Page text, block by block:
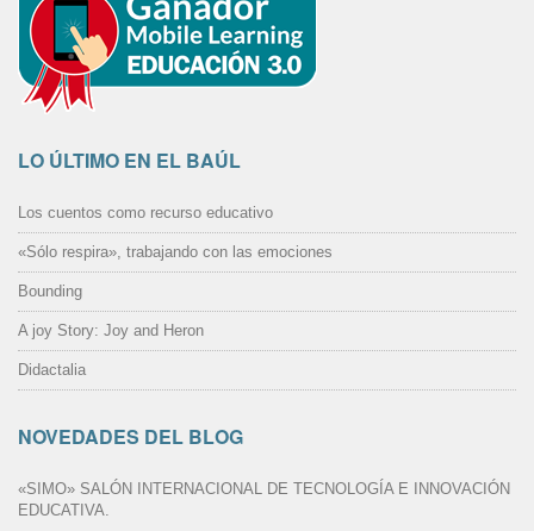
LO ÚLTIMO EN EL BAÚL
Los cuentos como recurso educativo
«Sólo respira», trabajando con las emociones
Bounding
A joy Story: Joy and Heron
Didactalia
NOVEDADES DEL BLOG
«SIMO» SALÓN INTERNACIONAL DE TECNOLOGÍA E INNOVACIÓN
EDUCATIVA.